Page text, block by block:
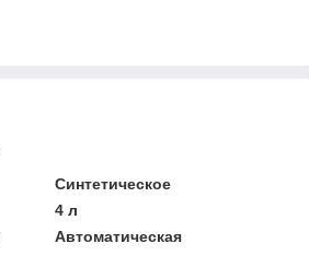
Синтетическое
4 л
Автоматическая